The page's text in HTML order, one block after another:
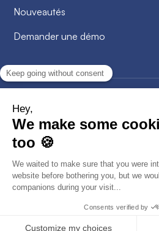
Nouveautés
Demander une démo
2026
© Alobees. Tous droits réservés
Politique de cookies
CGV - CGU
Mentions légales